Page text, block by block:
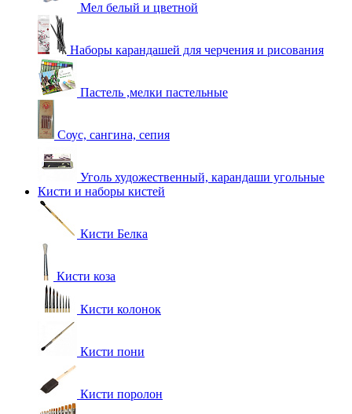
Мел белый и цветной
Наборы карандашей для черчения и рисования
Пастель ,мелки пастельные
Соус, сангина, сепия
Уголь художественный, карандаши угольные
Кисти и наборы кистей
Кисти Белка
Кисти коза
Кисти колонок
Кисти пони
Кисти поролон